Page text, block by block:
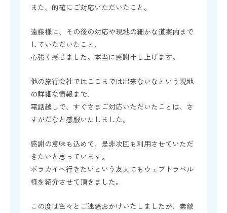
また、的確にご対応いただいたこと。
遠藤様に、その後の対応や現地の細かな道案内まで
していただいたこと、
心強く感じました。本当に感謝申し上げます。
他の旅行会社ではここまでは出来ないなという現地
の詳細な情報まで、
電話越しで、すぐさまご対応いただいたことは、さ
すがだなと感服いたしました。
感謝の意味も込めて、是非次回も利用させていただ
きたいと思っています。
ボラカイへ行きたいという友人にもウェブトラベル
様を紹介させて頂きました。
この度は色々とご迷惑おかけいたしましたが、素敵